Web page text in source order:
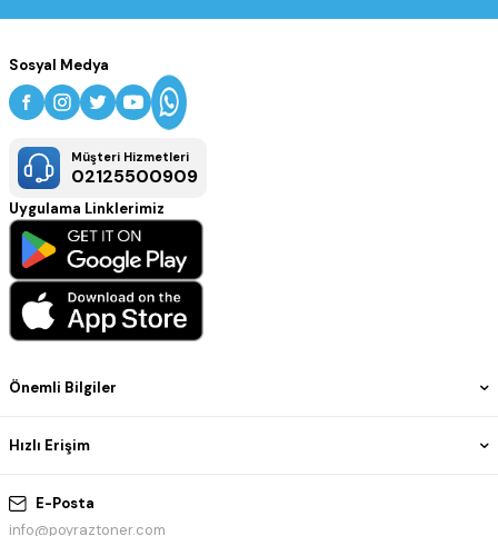
E-Posta
info@poyraztoner.com
Önemli Bilgiler
Hızlı Erişim
Sosyal Medya
Müşteri Hizmetleri
02125500909
Uygulama Linklerimiz